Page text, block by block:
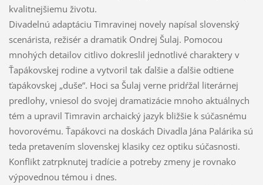
kvalitnejšiemu životu.
Divadelnú adaptáciu Timravinej novely napísal slovenský
scenárista, režisér a dramatik Ondrej Šulaj. Pomocou
mnohých detailov citlivo dokreslil jednotlivé charaktery v
Ťapákovskej rodine a vytvoril tak ďalšie a ďalšie odtiene
ťapákovskej „duše“. Hoci sa Šulaj verne pridŕžal literárnej
predlohy, vniesol do svojej dramatizácie mnoho aktuálnych
tém a upravil Timravin archaický jazyk bližšie k súčasnému
hovorovému. Ťapákovci na doskách Divadla Jána Palárika sú
teda pretavením slovenskej klasiky cez optiku súčasnosti.
Konflikt zatrpknutej tradície a potreby zmeny je rovnako
výpovednou témou i dnes.